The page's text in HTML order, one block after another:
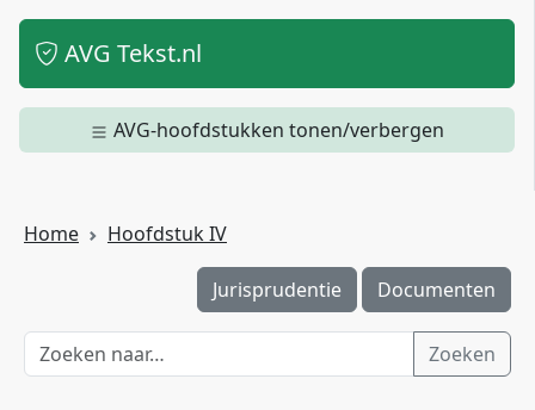
AVG Tekst.nl
AVG-hoofdstukken tonen/verbergen
Home Hoofdstuk IV
Jurisprudentie Documenten
Zoeken